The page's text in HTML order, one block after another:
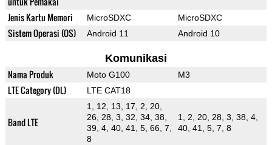
Jenis Kartu Memori MicroSDXC MicroSDXC
Sistem Operasi (OS) Android 11 Android 10
Komunikasi
Nama Produk Moto G100 M3
LTE Category (DL) LTE CAT18
Band LTE
1, 12, 13, 17, 2, 20,
26, 28, 3, 32, 34, 38,
39, 4, 40, 41, 5, 66, 7,
8
1, 2, 20, 28, 3, 38, 4,
40, 41, 5, 7, 8